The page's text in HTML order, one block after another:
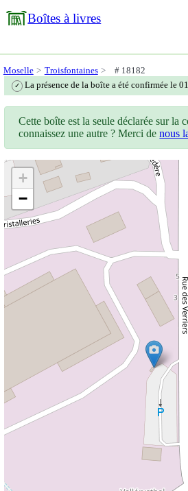
Boîtes à livres
Moselle Troisfontaines # 18182
✓ La présence de la boîte a été confirmée le
Cette boîte est la seule déclarée sur la
connaissez une autre ? Merci denous
+
−